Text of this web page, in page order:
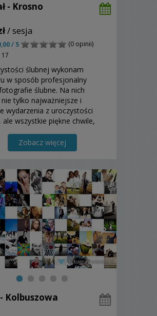
- Krosno
/ sesja
/ 5
(0 opinii)
17
ślubnej wykonam
w sposób profesjonalny
ślubne. Na nich
tylko najważniejsze i
wydarzenia z uroczystości
ale wszystkie piękne chwile,
do zapoznania się z moją
Zobacz więcej
Kolbuszowa